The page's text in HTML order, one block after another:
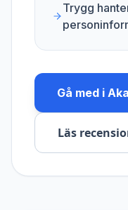
Trygg
Gå med i
Läs